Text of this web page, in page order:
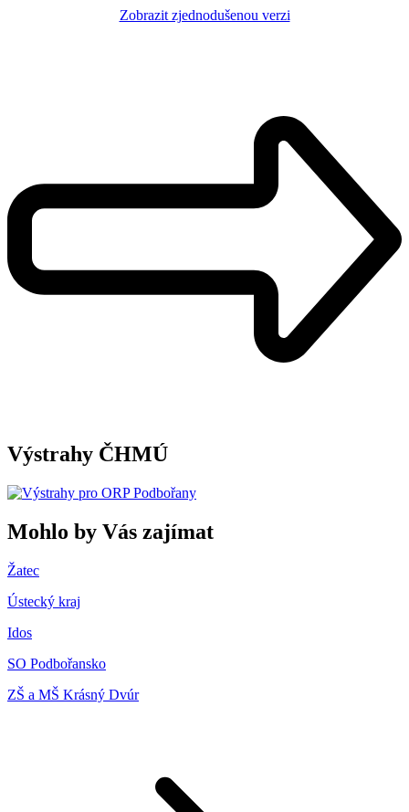
Zobrazit zjednodušenou verzi
Výstrahy ČHMÚ
Mohlo by Vás zajímat
Žatec
Ústecký kraj
Idos
SO Podbořansko
ZŠ a MŠ Krásný Dvúr